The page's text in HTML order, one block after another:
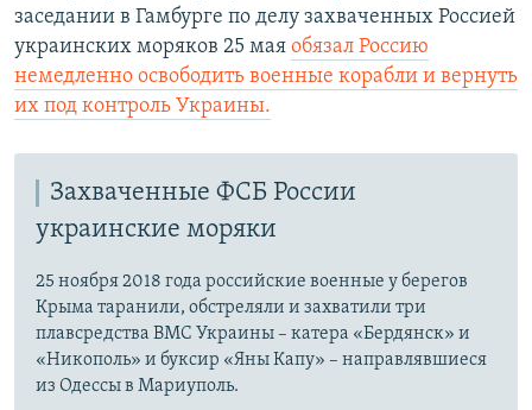
заседании в Гамбурге по делу захваченных Россией
украинских моряков 25 мая обязал Россию
немедленно освободить военные корабли и вернуть
их под контроль Украины.
Захваченные ФСБ России
украинские моряки
25 ноября 2018 года российские военные у берегов
Крыма таранили, обстреляли и захватили три
плавсредства ВМС Украины – катера «Бердянск» и
«Никополь» и буксир «Яны Капу» – направлявшиеся
из Одессы в Мариуполь.